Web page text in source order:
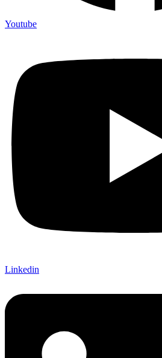
Youtube
Linkedin